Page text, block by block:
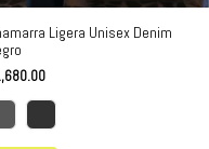
Ligera Unisex Denim